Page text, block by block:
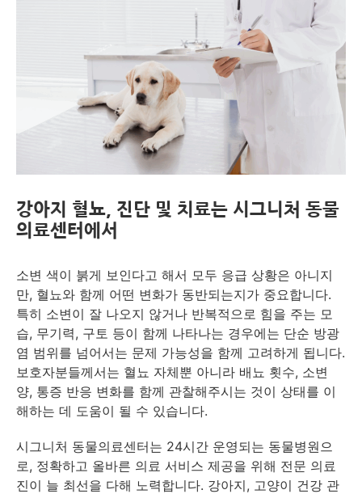
강아지 혈뇨, 진단 및 치료는 시그니처 동물
의료센터에서
소변 색이 붉게 보인다고 해서 모두 응급 상황은 아니지
만, 혈뇨와 함께 어떤 변화가 동반되는지가 중요합니다.
특히 소변이 잘 나오지 않거나 반복적으로 힘을 주는 모
습, 무기력, 구토 등이 함께 나타나는 경우에는 단순 방광
염 범위를 넘어서는 문제 가능성을 함께 고려하게 됩니다.
보호자분들께서는 혈뇨 자체뿐 아니라 배뇨 횟수, 소변
양, 통증 반응 변화를 함께 관찰해주시는 것이 상태를 이
해하는 데 도움이 될 수 있습니다.
시그니처 동물의료센터는 24시간 운영되는 동물병원으
로, 정확하고 올바른 의료 서비스 제공을 위해 전문 의료
진이 늘 최선을 다해 노력합니다. 강아지, 고양이 건강 관